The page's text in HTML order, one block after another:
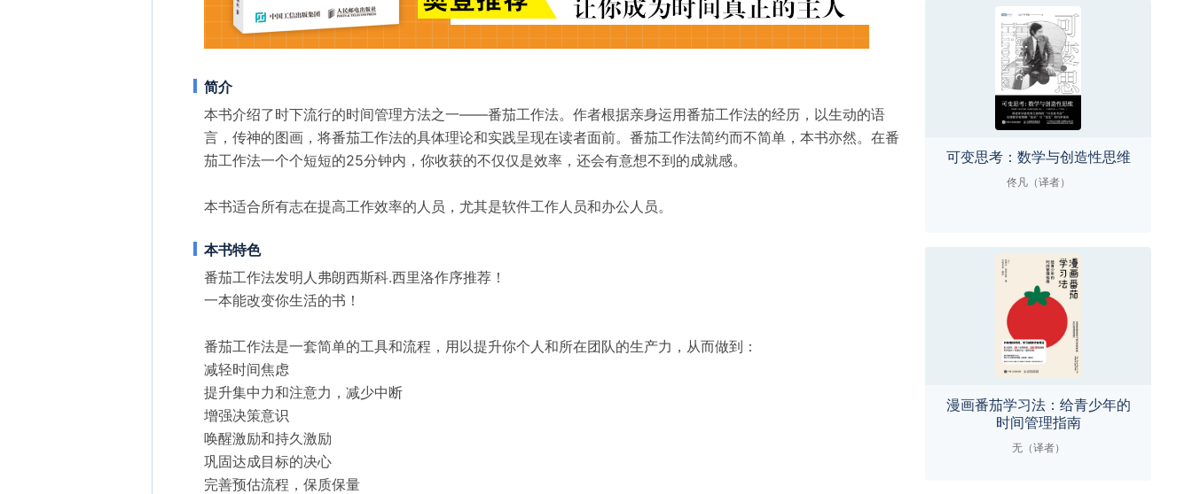
简介
本书介绍了时下流行的时间管理方法之一——番茄工作法。作者根据亲身运用番茄工作法的经历，以生动的语
言，传神的图画，将番茄工作法的具体理论和实践呈现在读者面前。番茄工作法简约而不简单，本书亦然。在番
茄工作法一个个短短的25分钟内，你收获的不仅仅是效率，还会有意想不到的成就感。
本书适合所有志在提高工作效率的人员，尤其是软件工作人员和办公人员。
本书特色
番茄工作法发明人弗朗西斯科.西里洛作序推荐！
一本能改变你生活的书！
番茄工作法是一套简单的工具和流程，用以提升你个人和所在团队的生产力，从而做到：
减轻时间焦虑
提升集中力和注意力，减少中断
增强决策意识
唤醒激励和持久激励
巩固达成目标的决心
完善预估流程，保质保量
可变思考：数学与创造性思维
佟凡（译者）
漫画番茄学习法：给青少年的
时间管理指南
无（译者）